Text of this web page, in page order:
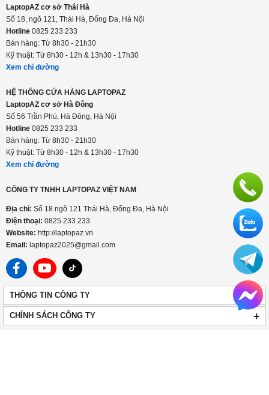
LaptopAZ cơ sở Thái Hà
Số 18, ngõ 121, Thái Hà, Đống Đa, Hà Nội
Hotline 0825 233 233
Bán hàng: Từ 8h30 - 21h30
Kỹ thuật: Từ 8h30 - 12h & 13h30 - 17h30
Xem chỉ đường
HỆ THỐNG CỬA HÀNG LAPTOPAZ
LaptopAZ cơ sở Hà Đông
Số 56 Trần Phú, Hà Đông, Hà Nội
Hotline 0825 233 233
Bán hàng: Từ 8h30 - 21h30
Kỹ thuật: Từ 8h30 - 12h & 13h30 - 17h30
Xem chỉ đường
CÔNG TY TNHH LAPTOPAZ VIỆT NAM
Địa chỉ: Số 18 ngõ 121 Thái Hà, Đống Đa, Hà Nội
Điện thoại: 0825 233 233
Website: http://laptopaz.vn
Email: laptopaz2025@gmail.com
THÔNG TIN CÔNG TY +
CHÍNH SÁCH CÔNG TY +